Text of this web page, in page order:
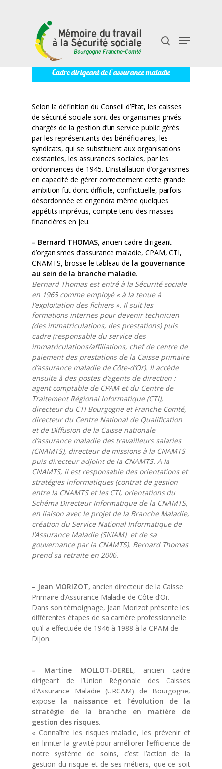
Taper "entrée" pour rechercher ou "échap" pour
Cadre dirigeant de l’assurance maladie
Selon la définition du Conseil d’Etat, les caisses
de sécurité sociale sont des organismes privés
chargés de la gestion d’un service public gérés
par les représentants des bénéficiaires, les
syndicats, qui se substituent aux organisations
existantes, les assurances sociales, par les
ordonnances de 1945. L’installation d’organismes
en capacité de gérer correctement cette grande
ambition fut donc difficile, conflictuelle, parfois
désordonnée et engendra même quelques
appétits imprévus, compte tenu des masses
financières en jeu.
– Bernard THOMAS, ancien cadre dirigeant
d’organismes d’assurance maladie, CPAM, CTI,
CNAMTS, brosse le tableau de la gouvernance
au sein de la branche maladie.
Bernard Thomas est entré à la Sécurité sociale
en 1965 comme employé « à la tenue à
l’exploitation des fichiers ». Il suit les
formations internes pour devenir technicien
(des immatriculations, des prestations) puis
cadre (responsable du service des
immatriculations/affiliations, chef de centre de
paiement des prestations de la Caisse primaire
d’assurance maladie de Côte-d’Or). Il accède
ensuite à des postes d’agents de direction :
agent comptable de CPAM et du Centre de
Traitement Régional Informatique (CTI),
directeur du CTI Bourgogne et Franche Comté,
directeur du Centre National de Qualification
et de Diffusion de la Caisse nationale
d’assurance maladie des travailleurs salaries
(CNAMTS), directeur de missions à la CNAMTS
puis directeur adjoint de la CNAMTS. A la
CNAMTS, il est responsable des orientations et
stratégies informatiques (contrat de gestion
entre la CNAMTS et les CTI, orientations du
Schéma Directeur Informatique de la CNAMTS,
en liaison avec le projet de la Branche Maladie,
création du Service National Informatique de
l’Assurance Maladie (SNIAM) et de sa
gouvernance par la CNAMTS). Bernard Thomas
prend sa retraite en 2006.
– Jean MORIZOT, ancien directeur de la Caisse
Primaire d’Assurance Maladie de Côte d’Or.
Dans son témoignage, Jean Morizot présente les
différentes étapes de sa carrière professionnelle
qu’il a effectuée de 1946 à 1988 à la CPAM de
Dijon.
– Martine MOLLOT-DEREL, ancien cadre
dirigeant de l’Union Régionale des Caisses
d’Assurance Maladie (URCAM) de Bourgogne,
expose la naissance et l’évolution de la
stratégie de la branche en matière de
gestion des risques.
« Connaître les risques maladie, les prévenir et
en limiter la gravité pour améliorer l’efficience de
notre système de soins, c’est l’action de la
gestion du risque et de ses métiers, que ce soit